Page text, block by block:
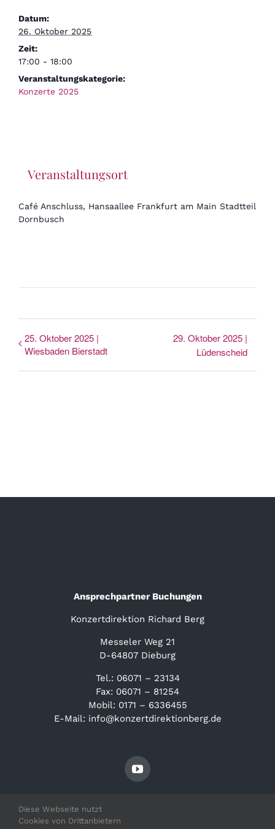
Datum:
26. Oktober 2025
Zeit:
17:00 - 18:00
Veranstaltungskategorie:
Konzerte 2025
Veranstaltungsort
Café Anschluss, Hansaallee Frankfurt am Main Stadtteil
Dornbusch
25. Oktober 2025 |
Wiesbaden Bierstadt
29. Oktober 2025 |
Lüdenscheid
Ansprechpartner Buchungen
Konzertdirektion Richard Berg
Messeler Weg 21
D-64807 Dieburg
Tel.: 06071 – 23134
Fax: 06071 – 81254
Mobil: 0171 – 6336455
E-Mail: info@konzertdirektionberg.de
Diese Webseite nutzt
Cookies von Drittanbietern